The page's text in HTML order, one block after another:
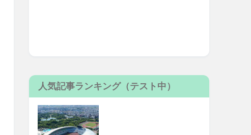
人気記事ランキング（テスト中）